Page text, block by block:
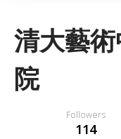
清大藝
院
Followers
114